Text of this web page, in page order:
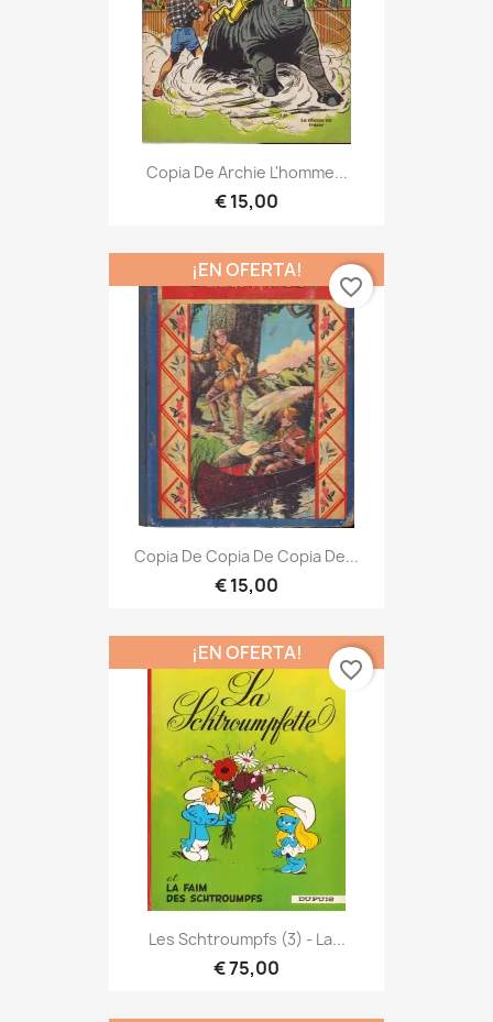
Copia De Archie L'homme...
€ 15,00
Copia De Copia De Copia De...
€ 15,00
¡EN OFERTA!
favorite_border
Les Schtroumpfs (3) - La...
€ 75,00
¡EN OFERTA!
favorite_border